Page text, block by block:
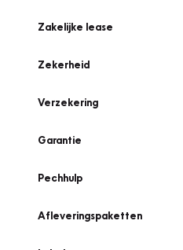
Zakelijke lease
Zekerheid
Verzekering
Garantie
Pechhulp
Afleveringspaketten